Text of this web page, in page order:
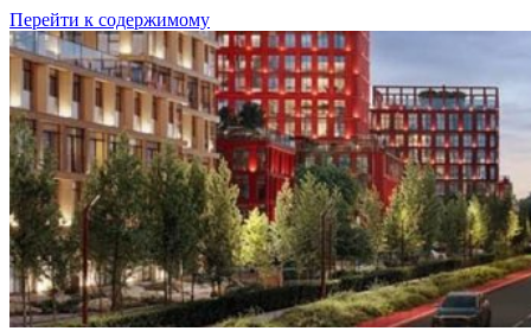
Перейти к содержимому